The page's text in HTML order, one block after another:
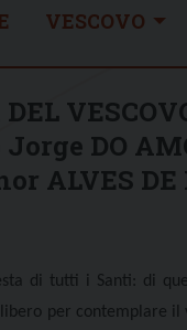
VESCOVO
DO
ALVES
di tutti i Santi: di
per contemplare il